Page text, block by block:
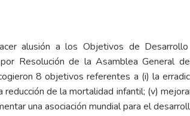
alusión a los Objetivos de
Resolución de la Asamblea General
8 objetivos referentes a (i) la
de la mortalidad infantil; (v)
una asociación mundial para el